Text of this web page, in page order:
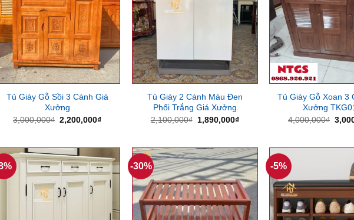
Tủ Giày Gỗ Sồi 3 Cánh Giá
Xưởng
3,000,000₫ Giá
2,200,000₫Giá
2,200,000₫.
Tủ Giày 2 Cánh Màu Đen
Phối Trắng Giá Xưởng
2,100,000₫ Giá
1,890,000₫Giá
1,890,000₫.
Tủ Giày Gỗ Xoan 3
Xưởng
4,000,000₫ Giá
-30% -5%